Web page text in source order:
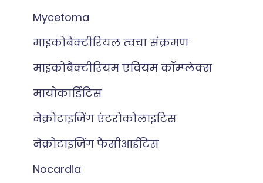
Mycetoma
माइकोबैक्टीरियल त्वचा संक्रमण
माइकोबैक्टीरियम एवियम कॉम्प्लेक्स
मायोकार्डिटिस
नेक्रोटाइजिंग एंटरोकोलाइटिस
नेक्रोटाइजिंग फैसीआईटिस
Nocardia